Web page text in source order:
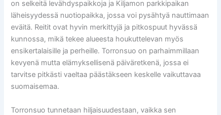
on selkeitä levähdyspaikkoja ja Kiljamon parkkipaikan
läheisyydessä nuotiopaikka, jossa voi pysähtyä nauttimaan
eväitä. Reitit ovat hyvin merkittyjä ja pitkospuut hyvässä
kunnossa, mikä tekee alueesta houkuttelevan myös
ensikertalaisille ja perheille. Torronsuo on parhaimmillaan
kevyenä mutta elämyksellisenä päiväretkenä, jossa ei
tarvitse pitkästi vaeltaa päästäkseen keskelle vaikuttavaa
suomaisemaa.
Torronsuo tunnetaan hiljaisuudestaan, vaikka sen